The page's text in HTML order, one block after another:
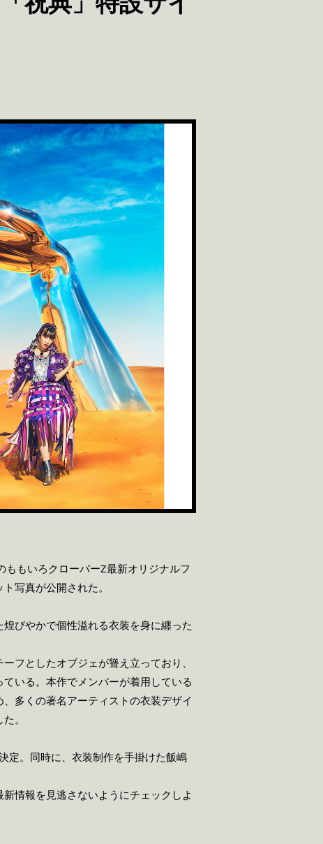
もいろクローバーZ最新オリジナルフ
写真が公開された。
びやかで個性溢れる衣装を身に纏った
フとしたオブジェが聳え立っており、
いる。本作でメンバーが着用している
多くの著名アーティストの衣装デザイ
。
定。同時に、衣装制作を手掛けた飯嶋
情報を見逃さないようにチェックしよ